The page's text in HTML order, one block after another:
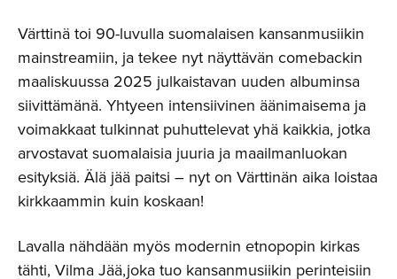
Värttinä toi 90-luvulla suomalaisen kansanmusiikin
mainstreamiin, ja tekee nyt näyttävän comebackin
maaliskuussa 2025 julkaistavan uuden albuminsa
siivittämänä. Yhtyeen intensiivinen äänimaisema ja
voimakkaat tulkinnat puhuttelevat yhä kaikkia, jotka
arvostavat suomalaisia juuria ja maailmanluokan
esityksiä. Älä jää paitsi – nyt on Värttinän aika loistaa
kirkkaammin kuin koskaan!
Lavalla nähdään myös modernin etnopopin kirkas
tähti, Vilma Jää,joka tuo kansanmusiikin perinteisiin